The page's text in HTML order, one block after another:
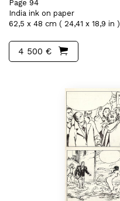
Page 94
India ink on paper
62,5 x 48 cm ( 24,41 x 18,9 in )
4 500 €